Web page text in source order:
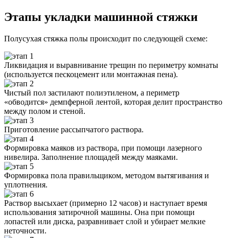
Этапы укладки машинной стяжки
Полусухая стяжка полы происходит по следующей схеме:
Ликвидация и выравнивание трещин по периметру комнаты
(используется пескоцемент или монтажная пена).
Чистый пол застилают полиэтиленом, а периметр
«обводится» демпферной лентой, которая делит пространство
между полом и стеной.
Приготовление рассыпчатого раствора.
Формировка маяков из раствора, при помощи лазерного
нивелира. Заполнение площадей между маяками.
Формировка пола правильщиком, методом вытягивания и
уплотнения.
Раствор высыхает (примерно 12 часов) и наступает время
использования затирочной машины. Она при помощи
лопастей или диска, разравнивает слой и убирает мелкие
неточности.